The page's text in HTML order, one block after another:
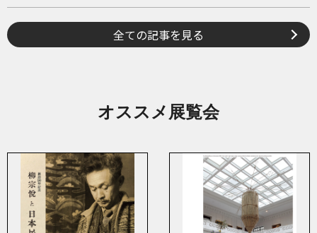
全ての記事を見る
オススメ展覧会